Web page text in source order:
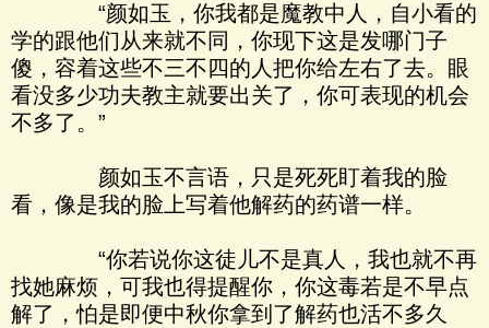
“颜如玉，你我都是魔教中人，自小看的
学的跟他们从来就不同，你现下这是发哪门子
傻，容着这些不三不四的人把你给左右了去。眼
看没多少功夫教主就要出关了，你可表现的机会
不多了。”
颜如玉不言语，只是死死盯着我的脸
看，像是我的脸上写着他解药的药谱一样。
“你若说你这徒儿不是真人，我也就不再
找她麻烦，可我也得提醒你，你这毒若是不早点
解了，怕是即便中秋你拿到了解药也活不多久